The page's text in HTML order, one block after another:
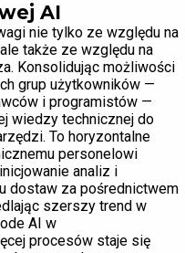
AI
nie tylko ze względu na
także ze względu na
Konsolidując możliwości
grup użytkowników —
i programistów —
wiedzy technicznej do
To horyzontalne
personelowi
analiz i
dostaw za pośrednictwem
szerszy trend w
AI w
procesów staje się